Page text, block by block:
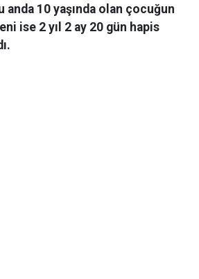
anda 10 yaşında olan çocuğun
ise 2 yıl 2 ay 20 gün hapis